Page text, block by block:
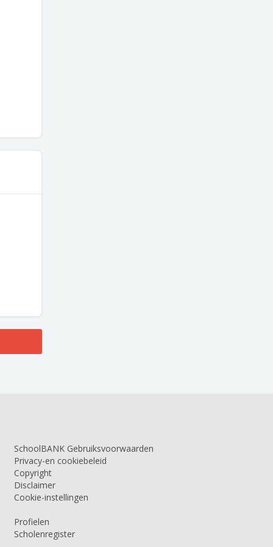
SchoolBANK Gebruiksvoorwaarden
Privacy-en cookiebeleid
Copyright
Disclaimer
Cookie-instellingen
Profielen
Scholenregister